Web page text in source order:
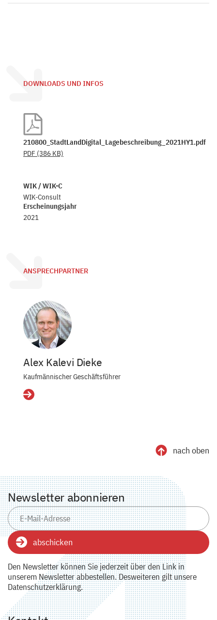
DOWNLOADS UND INFOS
210800_StadtLandDigital_Lagebeschreibung_2021HY1.pdf
PDF (386 KB)
WIK / WIK-C
WIK-Consult
Erscheinungsjahr
2021
ANSPRECHPARTNER
Alex Kalevi Dieke
Kaufmännischer Geschäftsführer
Details
nach oben
Newsletter abonnieren
abschicken
Den Newsletter können Sie jederzeit über den Link in
unserem Newsletter abbestellen. Desweiteren gilt unsere
Datenschutzerklärung.